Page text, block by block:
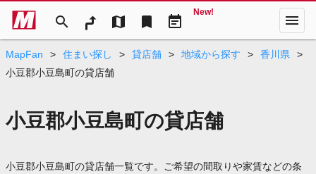
search map bookmark event_note
New! menu
MapFan > 住まい探し > 貸店舗 > 地域から探す > 香川県
>
小豆郡小豆島町の貸店舗
小豆郡小豆島町の貸店舗
小豆郡小豆島町の貸店舗一覧です。ご希望の間取りや家賃などの条